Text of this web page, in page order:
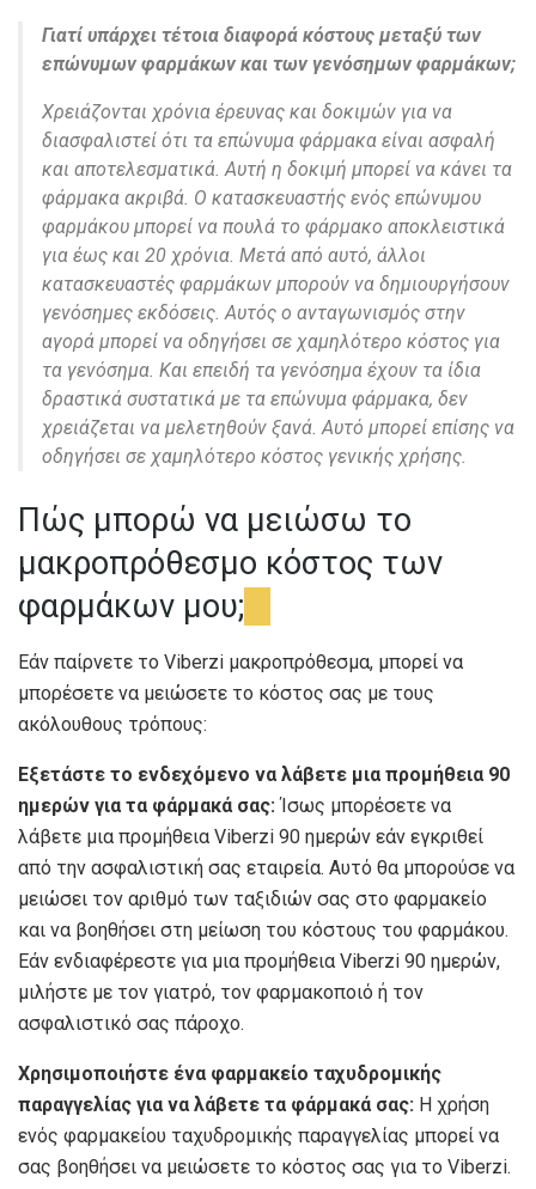
Γιατί υπάρχει τέτοια διαφορά κόστους μεταξύ των
επώνυμων φαρμάκων και των γενόσημων φαρμάκων;
Χρειάζονται χρόνια έρευνας και δοκιμών για να
διασφαλιστεί ότι τα επώνυμα φάρμακα είναι ασφαλή
και αποτελεσματικά. Αυτή η δοκιμή μπορεί να κάνει τα
φάρμακα ακριβά. Ο κατασκευαστής ενός επώνυμου
φαρμάκου μπορεί να πουλά το φάρμακο αποκλειστικά
για έως και 20 χρόνια. Μετά από αυτό, άλλοι
κατασκευαστές φαρμάκων μπορούν να δημιουργήσουν
γενόσημες εκδόσεις. Αυτός ο ανταγωνισμός στην
αγορά μπορεί να οδηγήσει σε χαμηλότερο κόστος για
τα γενόσημα. Και επειδή τα γενόσημα έχουν τα ίδια
δραστικά συστατικά με τα επώνυμα φάρμακα, δεν
χρειάζεται να μελετηθούν ξανά. Αυτό μπορεί επίσης να
οδηγήσει σε χαμηλότερο κόστος γενικής χρήσης.
Πώς μπορώ να μειώσω το
μακροπρόθεσμο κόστος των
φαρμάκων μου;
Εάν παίρνετε το Viberzi μακροπρόθεσμα, μπορεί να
μπορέσετε να μειώσετε το κόστος σας με τους
ακόλουθους τρόπους:
Εξετάστε το ενδεχόμενο να λάβετε μια προμήθεια 90
ημερών για τα φάρμακά σας:Ίσως μπορέσετε να
λάβετε μια προμήθεια Viberzi 90 ημερών εάν εγκριθεί
από την ασφαλιστική σας εταιρεία. Αυτό θα μπορούσε να
μειώσει τον αριθμό των ταξιδιών σας στο φαρμακείο
και να βοηθήσει στη μείωση του κόστους του φαρμάκου.
Εάν ενδιαφέρεστε για μια προμήθεια Viberzi 90 ημερών,
μιλήστε με τον γιατρό, τον φαρμακοποιό ή τον
ασφαλιστικό σας πάροχο.
Χρησιμοποιήστε ένα φαρμακείο ταχυδρομικής
παραγγελίας για να λάβετε τα φάρμακά σας: Η χρήση
ενός φαρμακείου ταχυδρομικής παραγγελίας μπορεί να
σας βοηθήσει να μειώσετε το κόστος σας για το Viberzi.